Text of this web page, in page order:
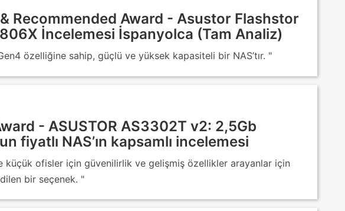
Recommended Award - Asustor Flashstor
İncelemesi İspanyolca (Tam Analiz)
özelliğine sahip, güçlü ve yüksek kapasiteli bir NAS’tır. "
- ASUSTOR AS3302T v2: 2,5Gb
fiyatlı NAS’ın kapsamlı incelemesi
küçük ofisler için güvenilirlik ve gelişmiş özellikler arayanlar için
bir seçenek. "